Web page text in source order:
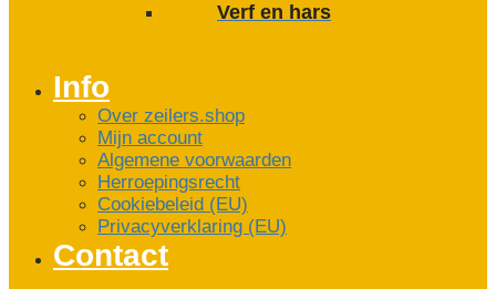
Verf en hars
Info
Over zeilers.shop
Mijn account
Algemene voorwaarden
Herroepingsrecht
Cookiebeleid (EU)
Privacyverklaring (EU)
Contact